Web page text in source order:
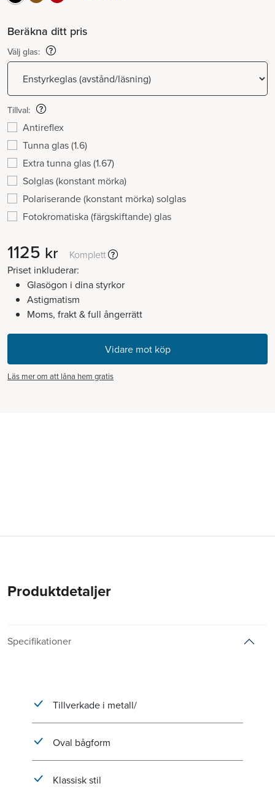
Beräkna ditt pris
Välj glas:
Tillval:
Antireflex
Tunna glas (1.6)
Extra tunna glas (1.67)
Solglas (konstant mörka)
Polariserande (konstant mörka) solglas
Fotokromatiska (färgskiftande) glas
1125 kr
Komplett
Priset inkluderar:
Glasögon i dina styrkor
Astigmatism
Moms, frakt & full ångerrätt
Läs mer om att låna hem gratis
Produktdetaljer
Specifikationer
Tillverkade i metall/
Oval bågform
Klassisk stil